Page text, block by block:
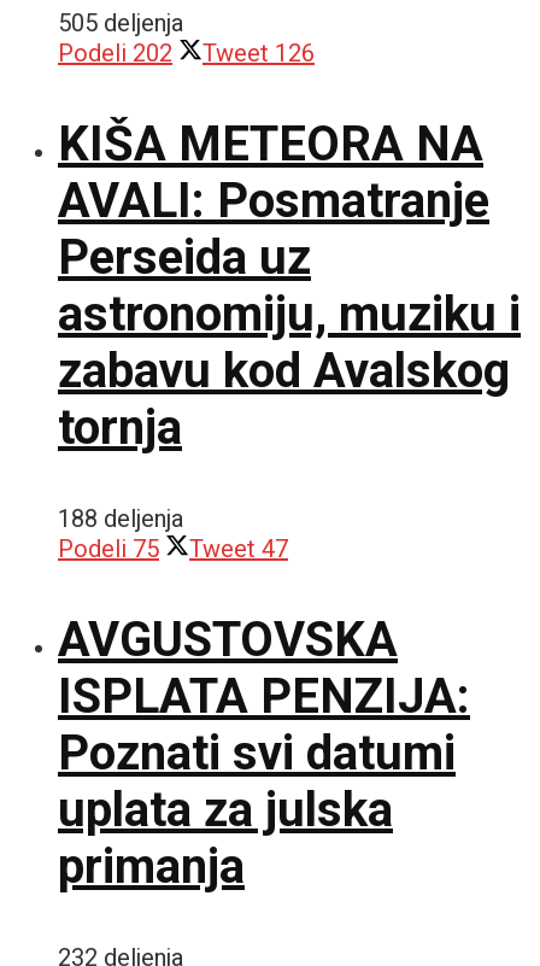
505 deljenja
Podeli 202 Tweet 126
KIŠA METEORA NA
AVALI: Posmatranje
Perseida uz
astronomiju, muziku i
zabavu kod Avalskog
tornja
188 deljenja
Podeli 75 Tweet 47
AVGUSTOVSKA
ISPLATA PENZIJA:
Poznati svi datumi
uplata za julska
primanja
232 deljenja